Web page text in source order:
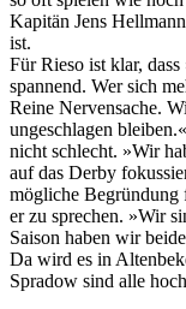
Kapitän Jens
ist.
Für Rieso ist klar,
spannend. Wer sich
Reine Nervensache.
ungeschlagen
nicht schlecht. »Wir
auf das Derby
mögliche Begründung
er zu sprechen. »Wir
Saison haben wir
Da wird es in
Spradow sind alle